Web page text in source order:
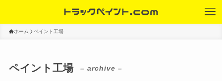
ホーム ペイント工場
ペイント工場 – archive –